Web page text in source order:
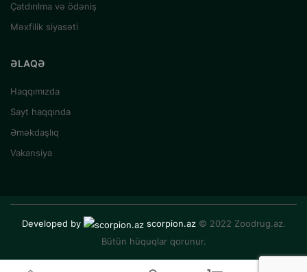
Çatdırılma və ödəniş
Məxfilik siyasəti
ƏLAQƏ
Haqqımızda
Sayt haqqında
Əməkdaşlıq
Vakansiya
Developed by scorpion.az © 2022 Zoodrug.az.
Bütün hüquqlar qorunur.